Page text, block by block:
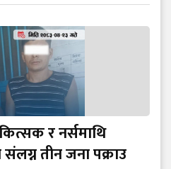
र नर्समाथि
संलग्न तीन जना पक्राउ